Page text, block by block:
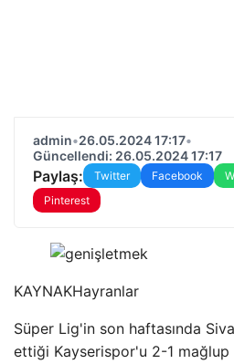
admin•26.05.2024 17:17•
Güncellendi: 26.05.2024 17:17
Paylaş: Twitter Facebook
Pinterest
KAYNAKHayranlar
Süper Lig'in son haftasında
ettiği Kayserispor'u 2-1